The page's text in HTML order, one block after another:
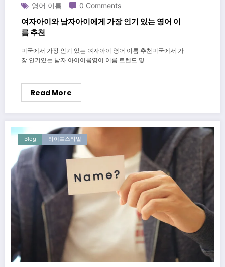
영어 이름 0 Comments
여자아이와 남자아이에게 가장 인기 있는 영어 이
름 추천
미국에서 가장 인기 있는 여자아이 영어 이름 추천미국에서 가
장 인기있는 남자 아이이름영어 이름 트렌드 및…
Read More
Blog 라이프스타일